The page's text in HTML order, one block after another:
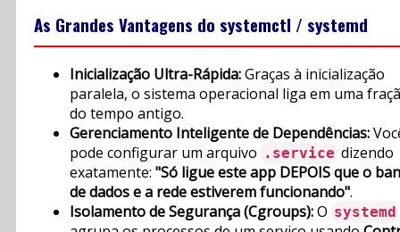
As Grandes Vantagens do systemctl / systemd
Inicialização Ultra-Rápida:Graças à inicialização
paralela, o sistema operacional liga em uma
do tempo antigo.
Gerenciamento Inteligente de Dependências:
pode configurar um arquivo .service dizendo
exatamente: "Só ligue este app DEPOIS que o
de dados e a rede estiverem funcionando".
Isolamento de Segurança (Cgroups):O systemd